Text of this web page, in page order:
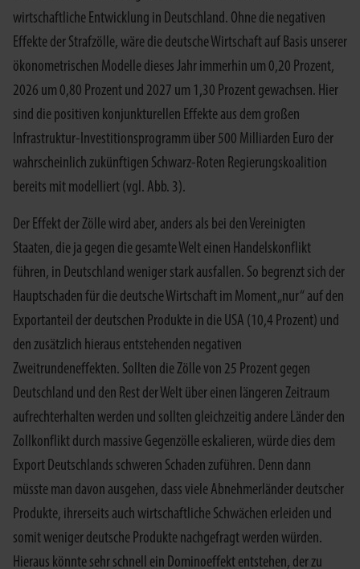
wirtschaftliche Entwicklung in Deutschland. Ohne die negativen
Effekte der Strafzölle, wäre die deutsche Wirtschaft auf Basis unserer
ökonometrischen Modelle dieses Jahr immerhin um 0,20 Prozent,
2026 um 0,80 Prozent und 2027 um 1,30 Prozent gewachsen. Hier
sind die positiven konjunkturellen Effekte aus dem großen
Infrastruktur-Investitionsprogramm über 500 Milliarden Euro der
wahrscheinlich zukünftigen Schwarz-Roten Regierungskoalition
bereits mit modelliert (vgl. Abb. 3).
Der Effekt der Zölle wird aber, anders als bei den Vereinigten
Staaten, die ja gegen die gesamte Welt einen Handelskonflikt
führen, in Deutschland weniger stark ausfallen. So begrenzt sich der
Hauptschaden für die deutsche Wirtschaft im Moment „nur“ auf den
Exportanteil der deutschen Produkte in die USA (10,4 Prozent) und
den zusätzlich hieraus entstehenden negativen
Zweitrundeneffekten. Sollten die Zölle von 25 Prozent gegen
Deutschland und den Rest der Welt über einen längeren Zeitraum
aufrechterhalten werden und sollten gleichzeitig andere Länder den
Zollkonflikt durch massive Gegenzölle eskalieren, würde dies dem
Export Deutschlands schweren Schaden zuführen. Denn dann
müsste man davon ausgehen, dass viele Abnehmerländer deutscher
Produkte, ihrerseits auch wirtschaftliche Schwächen erleiden und
somit weniger deutsche Produkte nachgefragt werden würden.
Hieraus könnte sehr schnell ein Dominoeffekt entstehen, der zu